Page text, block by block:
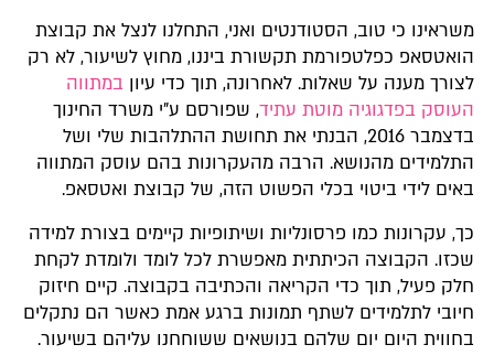
משראינו כי טוב, הסטודנטים ואני, התחלנו לנצל את קבוצת
הואטסאפ כפלטפורמת תקשורת ביננו, מחוץ לשיעור, לא רק
לצורך מענה על שאלות. לאחרונה, תוך כדי עיון במתווה
העוסק בפדגוגיה מוטת עתיד, שפורסם ע"י משרד החינוך
בדצמבר 2016, הבנתי את תחושת ההתלהבות שלי ושל
התלמידים מהנושא. הרבה מהעקרונות בהם עוסק המתווה
באים לידי ביטוי בכלי הפשוט הזה, של קבוצת ואטסאפ.
כך, עקרונות כמו פרסונליות ושיתופיות קיימים בצורת למידה
שכזו. הקבוצה הכיתתית מאפשרת לכל לומד ולומדת לקחת
חלק פעיל, תוך כדי הקריאה והכתיבה בקבוצה. קיים חיזוק
חיובי לתלמידים לשתף תמונות ברגע אמת כאשר הם נתקלים
בחווית היום יום שלהם בנושאים ששוחחנו עליהם בשיעור.